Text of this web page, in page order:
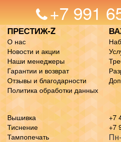
+7 991
ПРЕСТИЖ-Z
О нас
Новости и акции
Наши менеджеры
Гарантии и возврат
Отзывы и благодарности
Политика обработки данных
Вышивка
Тиснение
Тампопечать
+7
+7